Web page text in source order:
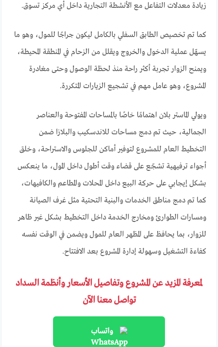
زيادة معدلات التفاعل مع الأنشطة التجارية داخل أي مركز تسوق.
كما تم تخصيص الطابق السفلي بالكامل ليكون جراجًا للمول، وهو ما
يسهّل عملية الدخول والخروج ويقلل من الزحام في المنطقة المحيطة،
ويمنح الزوار تجربة أكثر راحة منذ لحظة الوصول وحتى مغادرة
المشروع، وهو عامل مهم في تشجيع الزيارات المتكررة.
ويولي الماستر بلان اهتمامًا خاصًا بالمساحات المفتوحة والعناصر
الجمالية، حيث تم دمج مساحات للاندسكيب والبلازا ضمن
التخطيط العام للمشروع لتوفير أماكن للجلوس والاستراحة، وخلق
أجواء ترفيهية تشجّع على قضاء وقت أطول داخل المول، ما ينعكس
بشكل إيجابي على حركة البيع داخل المحلات والمطاعم والكافيهات،
كما تم دمج مناطق الخدمات والبنية التحتية مثل غرف الصيانة
ومسارات الطوارئ ومخارج الخدمة داخل التخطيط بشكل غير ظاهر
للزوار، بما يحافظ على المظهر العام للمول ويضمن في الوقت نفسه
كفاءة التشغيل وسهولة إدارة المشروع بعد الافتتاح.
لمعرفة المزيد عن المشروع وتفاصيل الأسعار وأنظمة السداد
تواصل معنا الآن
واتساب